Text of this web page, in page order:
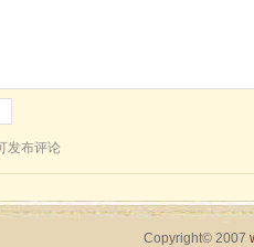
Copyright© 2007